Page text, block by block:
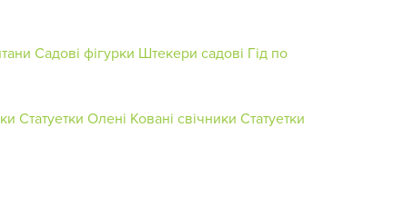
Садові фігурки Штекери садові Гід по
Статуетки Олені Ковані свічники Статуетки